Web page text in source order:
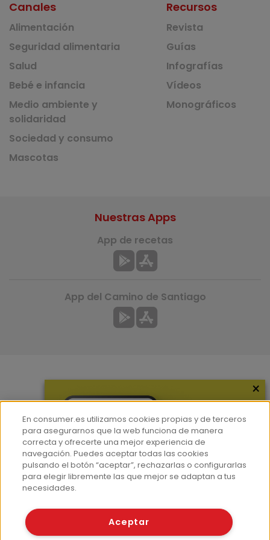
Canales
Alimentación
Seguridad alimentaria
Salud
Bebé e infancia
Medio ambiente y
solidaridad
Sociedad y consumo
Mascotas
Recursos
Revista
Guías
Infografías
Vídeos
Monográficos
Hemeroteca
Contacto
Prensa
Corpus Lingüístico Consumer
Nuestras Apps
App de recetas
App del Camino de Santiago
© Fundación EROSKI
×
En consumer.es utilizamos cookies propias y de terceros
para asegurarnos que la web funciona de manera
correcta y ofrecerte una mejor experiencia de
navegación. Puedes aceptar todas las cookies
pulsando el botón “aceptar”, rechazarlas o configurarlas
para elegir libremente las que mejor se adaptan a tus
necesidades.
Aceptar